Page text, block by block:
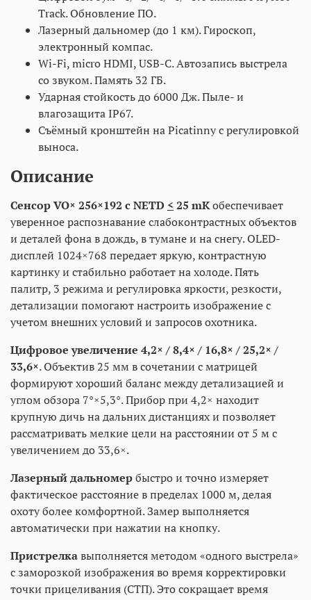
Track. Обновление ПО.
Лазерный дальномер (до 1 км). Гироскоп,
электронный компас.
Wi-Fi, micro HDMI, USB-C. Автозапись выстрела
со звуком. Память 32 ГБ.
Ударная стойкость до 6000 Дж. Пыле- и
влагозащита IP67.
Съёмный кронштейн на Picatinny с регулировкой
выноса.
Описание
Сенсор VO× 256×192 с NETD < 25 mKобеспечивает
уверенное распознавание слабоконтрастных объектов
и деталей фона в дождь, в тумане и на снегу. OLED-
дисплей 1024×768 передает яркую, контрастную
картинку и стабильно работает на холоде. Пять
палитр, 3 режима и регулировка яркости, резкости,
детализации помогают настроить изображение с
учетом внешних условий и запросов охотника.
Цифровое увеличение 4,2× / 8,4× / 16,8× / 25,2× /
33,6×. Объектив 25 мм в сочетании с матрицей
формируют хороший баланс между детализацией и
углом обзора 7°×5,3°. Прибор при 4,2× находит
крупную дичь на дальних дистанциях и позволяет
рассматривать мелкие цели на расстоянии от 5 м с
увеличением до 33,6×.
Лазерный дальномербыстро и точно измеряет
фактическое расстояние в пределах 1000 м, делая
охоту более комфортной. Замер выполняется
автоматически при нажатии на кнопку.
Пристрелкавыполняется методом «одного выстрела»
с заморозкой изображения во время корректировки
точки прицеливания (СТП). Это сокращает время